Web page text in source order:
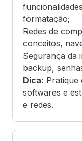
formatação;
Redes de
conceitos,
Segurança da
backup,
Dica: Pratique
softwares e
e redes.